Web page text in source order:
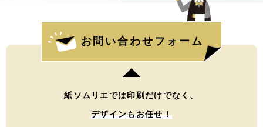
お問い合わせフォーム
紙ソムリエでは印刷だけでなく、
デザインもお任せ！